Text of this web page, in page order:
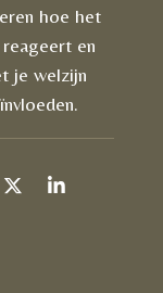
hoe het
en
je welzijn
D
S